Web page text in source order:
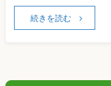
続きを読む